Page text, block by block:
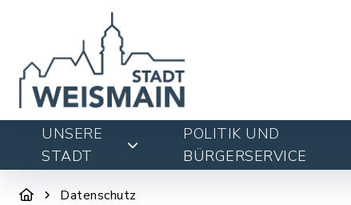
UNSERE
STADT
POLITIK UND
BÜRGERSERVICE
Datenschutz